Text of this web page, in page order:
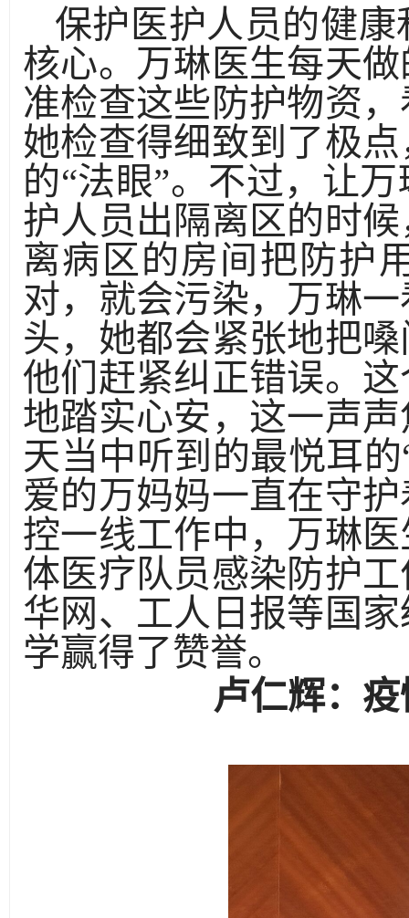
保护医护人员的健
核心。万琳医生每天
准检查这些防护物资
她检查得细致到了极
的“法眼”。不过，让
护人员出隔离区的时
离病区的房间把防护
对，就会污染，万琳
头，她都会紧张地把
他们赶紧纠正错误。
地踏实心安，这一声
天当中听到的最悦耳
爱的万妈妈一直在守
控一线工作中，万琳
体医疗队员感染防护
华网、工人日报等国
学赢得了赞誉。
卢仁辉：